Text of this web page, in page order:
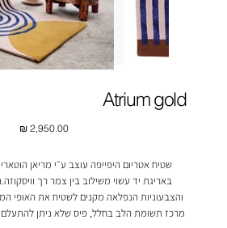
Atrium gold
מחיר
שטיח אטריום היפייפה עוצב ע״י מריאן
באריגת יד עשוי משילוב בין צמר רך
והצבעוניות הנפלאה מקנים לשטיח את האופי
מרכז תשומת הלב בחלל, פיס שלא ניתן להתעלם